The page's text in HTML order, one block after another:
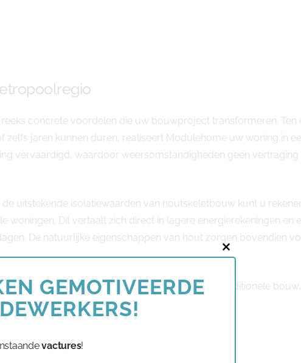
concrete voordelen die uw bouwproject transformeren. Ten
jaren kunnen duren, realiseert Modulehome uw woning in
vervaardigd, waardoor weersomstandigheden geen vertraging
uitstekende isolatiewaarden van houtskeletbouw kunt u
Dit vertaalt zich direct in lagere energierekeningen en
De natuurlijke eigenschappen van hout zorgen bovendien
vergelijkbaar kunnen zijn met traditionele
uw woning
Close
module
GEMOTIVEERDE
vactures!